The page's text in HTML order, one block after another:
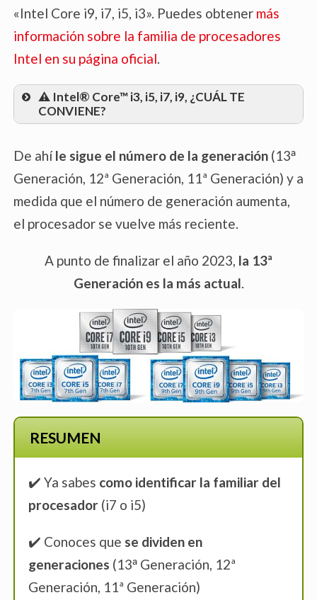
«Intel Core i9, i7, i5, i3». Puedes obtener más
información sobre la familia de procesadores
Intel en su página oficial.
⚠️ Intel® Core™ i3, i5, i7, i9, ¿CUÁL TE
CONVIENE?
Core™ i3
Los procesadores Intel® Core™ i5
La línea de procesadores Intel® Core™
i7
De ahíle sigue el número de la generación (13ᵃ
Generación, 12ª Generación, 11ª Generación) y a
medida que el número de generación aumenta,
el procesador se vuelve más reciente.
A punto de finalizar el año 2023, la 13ª
Generación es la más actual.
RESUMEN
✔️ Ya sabes como identificar la familiar del
procesador (i7 o i5)
✔️ Conoces que se dividen en
generaciones (13ᵃ Generación, 12ª
Generación, 11ª Generación)